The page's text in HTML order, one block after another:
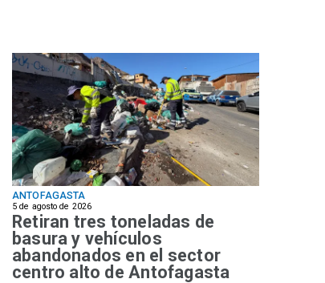
ANTOFAGASTA
5 de agosto de 2026
Retiran tres toneladas de
basura y vehículos
abandonados en el sector
centro alto de Antofagasta